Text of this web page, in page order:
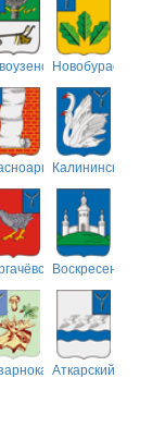
Новобурасский
Калининский
Воскресенский
Аткарский